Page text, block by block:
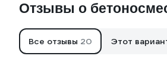
Отзывы о
Все отзывы 20 Этот